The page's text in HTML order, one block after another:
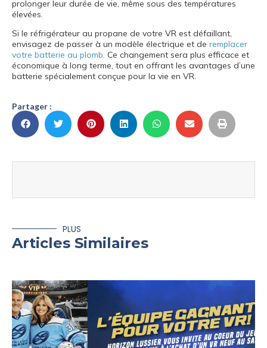
prolonger leur durée de vie, même sous des températures
élevées.
Si le réfrigérateur au propane de votre VR est défaillant,
envisagez de passer à un modèle électrique et de remplacer
votre batterie au plomb. Ce changement sera plus efficace et
économique à long terme, tout en offrant les avantages d’une
batterie spécialement conçue pour la vie en VR.
Partager :
PLUS
Articles Similaires